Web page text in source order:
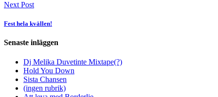
Next Post
Fest hela kvällen!
Senaste inläggen
Dj Melika Duvetinte Mixtape(?)
Hold You Down
Sista Chansen
(ingen rubrik)